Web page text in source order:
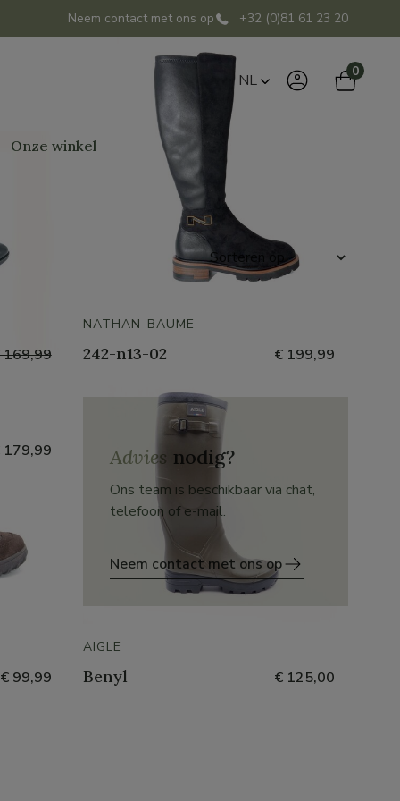
Neem contact met ons op +32 (0)81 61 23 20
NL 0
Onze winkel
Sorteren
op
169,99
NATHAN-BAUME
242-n13-02 € 199,99
179,99 Advies nodig?
Ons team is beschikbaar via chat,
telefoon of e-mail.
Neem contact met ons op
€ 99,99
AIGLE
Benyl € 125,00